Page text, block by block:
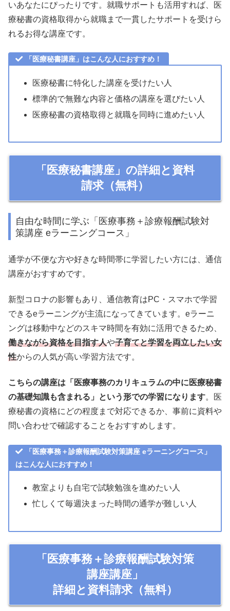
いあなたにぴったりです。就職サポートも活用すれば、医
療秘書の資格取得から就職まで一貫したサポートを受けら
れるお得な講座です。
「医療秘書講座」はこんな人におすすめ！
医療秘書に特化した講座を受けたい人
標準的で無難な内容と価格の講座を選びたい人
医療秘書の資格取得と就職を同時に進めたい人
「医療秘書講座」の詳細と資料
請求（無料）
自由な時間に学ぶ「医療事務＋診療報酬試験対
策講座 eラーニングコース」
通学が不便な方や好きな時間帯に学習したい方には、通信
講座がおすすめです。
新型コロナの影響もあり、通信教育はPC・スマホで学習
できるeラーニングが主流になってきています。eラーニ
ングは移動中などのスキマ時間を有効に活用できるため、
働きながら資格を目指す人や子育てと学習を両立したい女
性からの人気が高い学習方法です。
こちらの講座は「医療事務のカリキュラムの中に医療秘書
の基礎知識も含まれる」という形での学習になります。医
療秘書の資格にどの程度まで対応できるか、事前に資料や
問い合わせで確認することをおすすめします。
「医療事務＋診療報酬試験対策講座 eラーニングコース」
はこんな人におすすめ！
教室よりも自宅で試験勉強を進めたい人
忙しくて毎週決まった時間の通学が難しい人
「医療事務＋診療報酬試験対策
講座講座」
詳細と資料請求（無料）